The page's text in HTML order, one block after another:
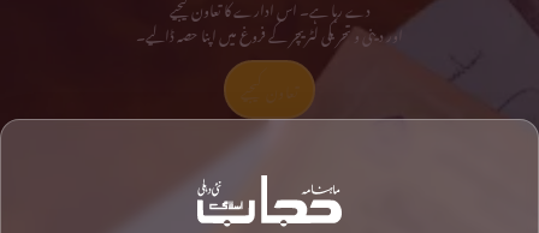
اور دینی و تحریکی لٹریچر کے فروغ میں اپنا حصہ ڈالیے۔